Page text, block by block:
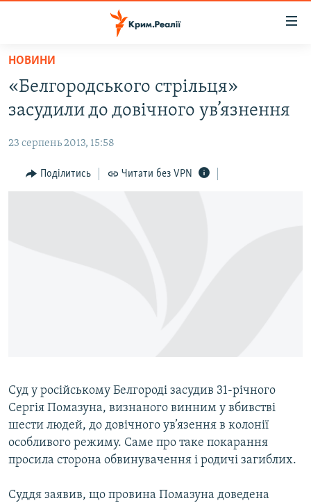
Перейти
основного
матеріалу
Перейти
до
навігації
Перейти
ВОДА.КРИМ
ВІДЕО ТА ФОТО
ПОЛІТИКА
БЛОГИ
ІНФОГРАФІКА
ДОЛУЧАЙСЯ!
Усі сайти RFE/RL
НОВИНИ
«Белгородського стрільця»
засудили до довічного ув’язнення
23 серпень 2013, 15:58
Поділитись Читати без VPN
Суд у російському Белгороді засудив 31-річного
Сергія Помазуна, визнаного винним у вбивстві
шести людей, до довічного ув’язення в колонії
особливого режиму. Саме про таке покарання
просила сторона обвинувачення і родичі загиблих.
Суддя заявив, що провина Помазуна доведена